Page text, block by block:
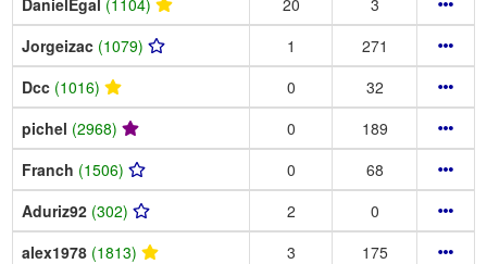
Jorgeizac (1079) 1
271
Dcc (1016) 0
32
pichel (2968) 0
189
Franch (1506) 0
68
Aduriz92 (302) 2
0
alex1978 (1813) 3
175